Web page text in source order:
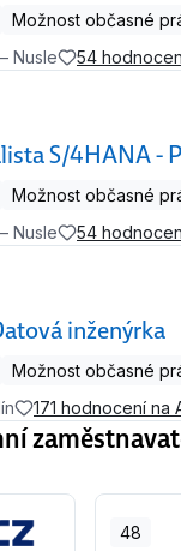
Možnost občasné
Nusle 54
S/4HANA -
Možnost občasné
Nusle 54
inženýrka
Možnost občasné
171 hodnocení na
48